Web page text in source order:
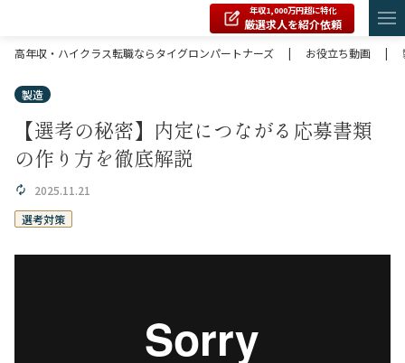
年収1,000万円超に特化
厳選求人を紹介依頼
高年収・ハイクラス転職ならタイグロンパートナーズ
| お役立ち動画 |
製造
【選考の秘密】内定につながる応募書類
の作り方を徹底解説
2025.11.21
選考対策